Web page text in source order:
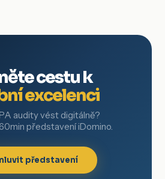
cestu k
excelenci
audity vést digitálně?
představení iDomino.
představení